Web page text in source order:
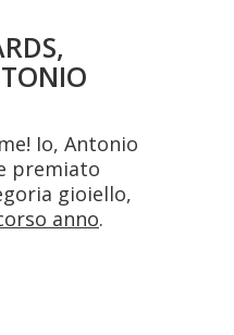
Io, Antonio
premiato
gioiello,
anno.